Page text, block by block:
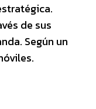
de sus
Según un